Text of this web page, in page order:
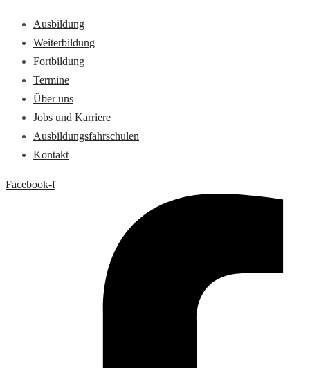
Ausbildung
Weiterbildung
Fortbildung
Termine
Über uns
Jobs und Karriere
Ausbildungsfahrschulen
Kontakt
Facebook-f